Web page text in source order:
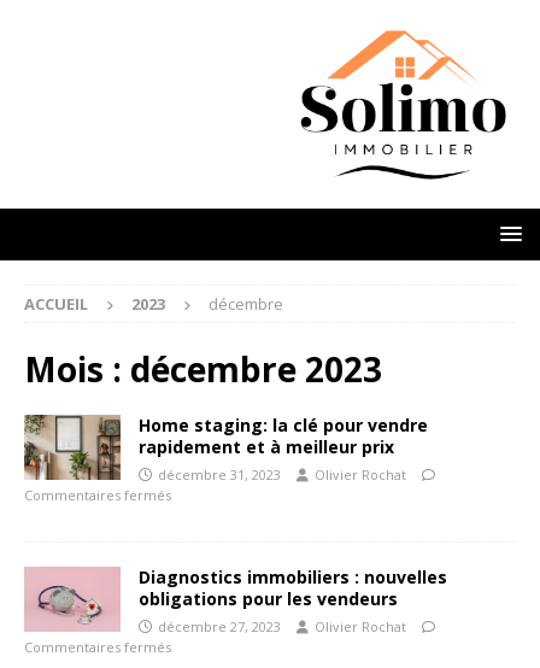
ACCUEIL 2023 décembre
Mois : décembre 2023
Home staging: la clé pour vendre
rapidement et à meilleur prix
décembre 31, 2023
Olivier Rochat
Commentaires fermés
Diagnostics immobiliers : nouvelles
obligations pour les vendeurs
décembre 27, 2023
Olivier Rochat
Commentaires fermés